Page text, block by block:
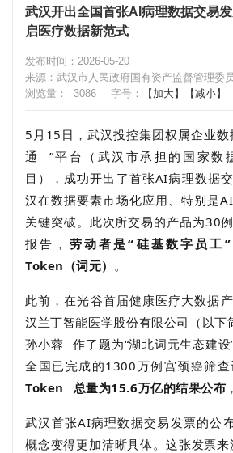
武汉开出全国首张AI病理数据交易
启医疗数据新范式
发布时间：2026-05-20
来源：武汉市人民政府国有资产监督管理委
浏览量：
3086 字号： 【加大】 【减小】
5月15日，武汉投控集团权属企业数
通
”平台（武汉市承担的国家数
目），成功开出了首张AI病理数据
汉在数据要素市场化应用、特别是
关键突破。此次所交易的产品为30
报告， 劳动者是“硅基数字员工
Token（词元） 。
此前，在光谷首届健康医疗大数据
汉兰丁智能医学股份有限公司（以下
孙小蓉
作了题为“湖北词元生态建
全国已完成的1300万例宫颈癌筛
Token
总量为15.6万亿的结果公布
武汉首张AI病理数据交易发票的公
概念变得更加清晰具体。这张发票